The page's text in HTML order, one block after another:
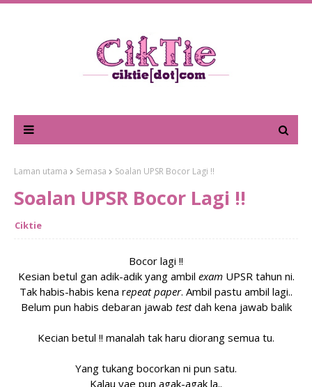
Laman utama Semasa Soalan UPSR Bocor Lagi !!
Soalan UPSR Bocor Lagi !!
Ciktie
Bocor lagi !!
Kesian betul gan adik-adik yang ambil examUPSR tahun ni.
Tak habis-habis kena repeat paper. Ambil pastu ambil lagi..
Belum pun habis debaran jawab testdah kena jawab balik
Kecian betul !! manalah tak haru diorang semua tu.
Yang tukang bocorkan ni pun satu.
Kalau yae pun agak-agak la..